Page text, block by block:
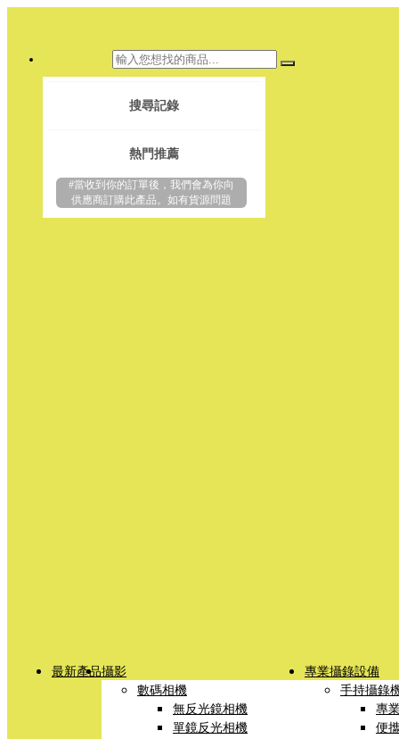
搜尋記錄
熱門推薦
#當收到你的訂單後，我們會為你向
供應商訂購此產品。如有貨源問題
最新產品攝影
數碼相機
無反光鏡相機
單鏡反光相機
專業攝錄設備
手持攝錄
專
便